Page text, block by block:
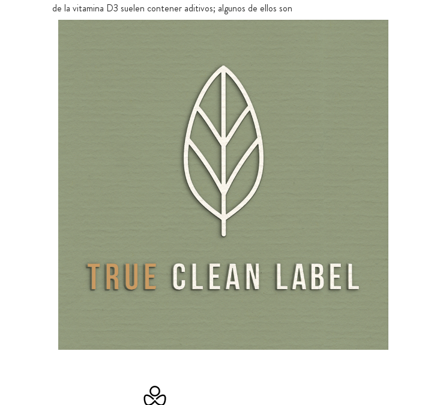
de la vitamina D3 suelen contener aditivos; algunos de ellos son
bastante cuestionables y no es necesario declararlos, como la vitamina E
maltodextrina. Nuestra vitamina D3 es especialmente pura debido a la
elaborada producción especial según nuestras especificaciones. Es
producida para nosotros por un fabricante especializado con un largo
proceso y no contiene ninguno de los aditivos habituales.
La vitamina D en gotas Sunday Natural solo contiene 2 ingredientes:
ACEITE PORTADOR DE TCM PARA UNA PROTECCIÓN ÓPTIMA
La vitamina D3 es una vitamina liposoluble y solo puede ser absorbida
por el organismo junto con grasas. Por ello, la vitamina D3 en gotas
calidad producido en los Países Bajos a base de aceite de coco. A
diferencia de otros aceites portadores como el aceite de oliva o agentes
cadena media del aceite portador también representan un valioso
confirmar que no se utilizan monos para cosechar los cocos.